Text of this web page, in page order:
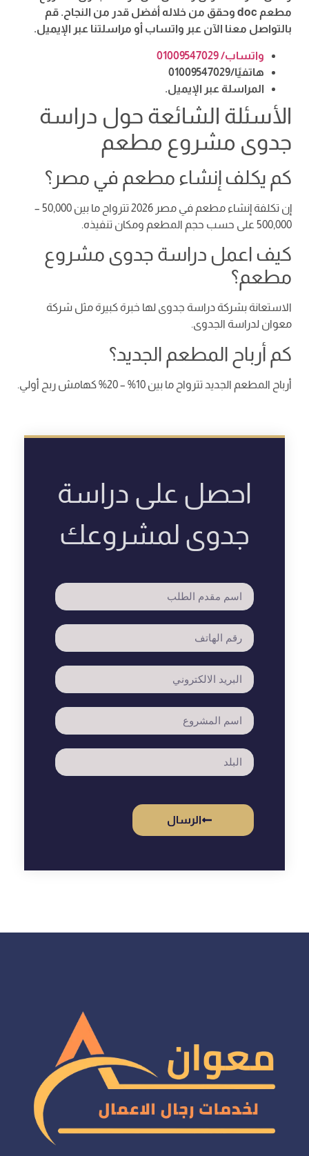
مطعم doc وحقق من خلاله أفضل قدر من النجاح. قم
بالتواصل معنا الآن عبر واتساب أو مراسلتنا عبر الإيميل.
واتساب/ 01009547029
هاتفيًا/01009547029
المراسلة عبر الإيميل.
الأسئلة الشائعة حول دراسة
جدوى مشروع مطعم
كم يكلف إنشاء مطعم في مصر؟
إن تكلفة إنشاء مطعم في مصر 2026 تترواح ما بين 50,000 –
500,000 على حسب حجم المطعم ومكان تنفيذه.
كيف اعمل دراسة جدوى مشروع
مطعم؟
الاستعانة بشركة دراسة جدوى لها خبرة كبيرة مثل شركة
معوان لدراسة الجدوى.
كم أرباح المطعم الجديد؟
أرباح المطعم الجديد تترواح ما بين 10% – 20% كهامش ربح أولي.
احصل على دراسة
جدوى لمشروعك
الرسال